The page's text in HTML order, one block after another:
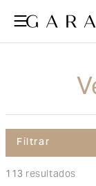
Filtrar
113